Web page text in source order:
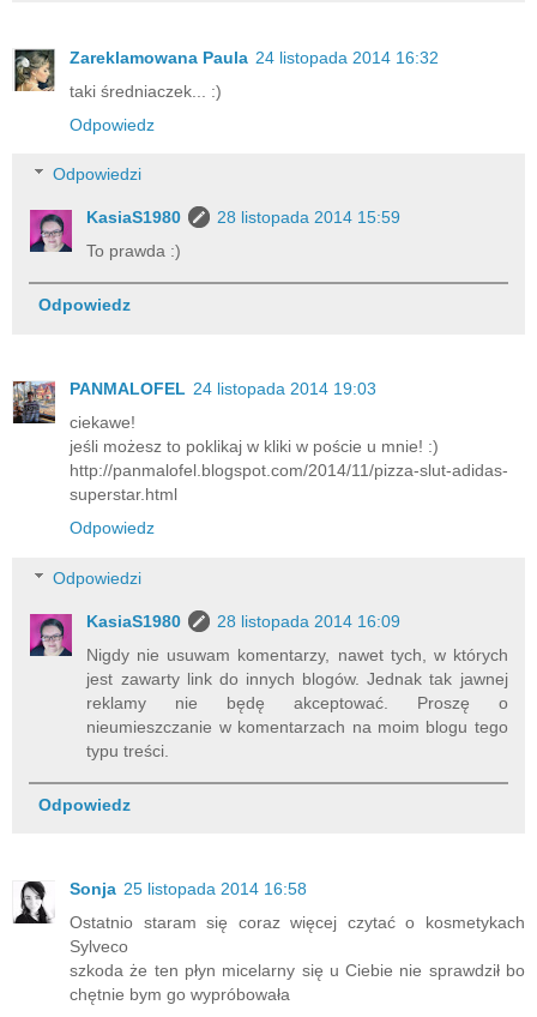
Zareklamowana Paula 24 listopada 2014 16:32
taki średniaczek... :)
Odpowiedz
Odpowiedzi
KasiaS1980
28 listopada 2014 15:59
To prawda :)
Odpowiedz
PANMALOFEL 24 listopada 2014 19:03
ciekawe!
jeśli możesz to poklikaj w kliki w poście u mnie! :)
http://panmalofel.blogspot.com/2014/11/pizza-slut-adidas-
superstar.html
Odpowiedz
Odpowiedzi
KasiaS1980
28 listopada 2014 16:09
Nigdy nie usuwam komentarzy, nawet tych, w których
jest zawarty link do innych blogów. Jednak tak jawnej
reklamy nie będę akceptować. Proszę o
nieumieszczanie w komentarzach na moim blogu tego
typu treści.
Odpowiedz
Sonja 25 listopada 2014 16:58
Ostatnio staram się coraz więcej czytać o kosmetykach
Sylveco
szkoda że ten płyn micelarny się u Ciebie nie sprawdził bo
chętnie bym go wypróbowała